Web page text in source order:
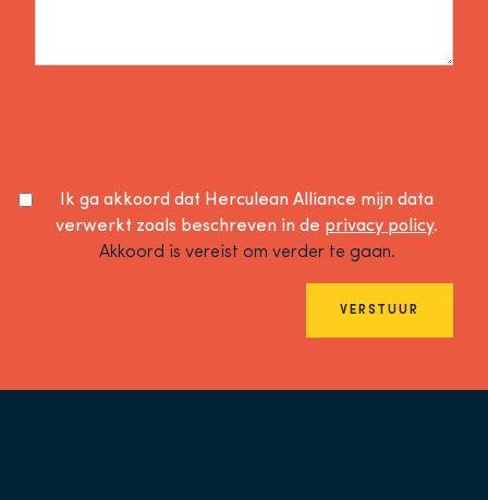
Ik ga akkoord dat Herculean Alliance mijn data
verwerkt zoals beschreven in de privacy policy.
Akkoord is vereist om verder te gaan.
VERSTUUR